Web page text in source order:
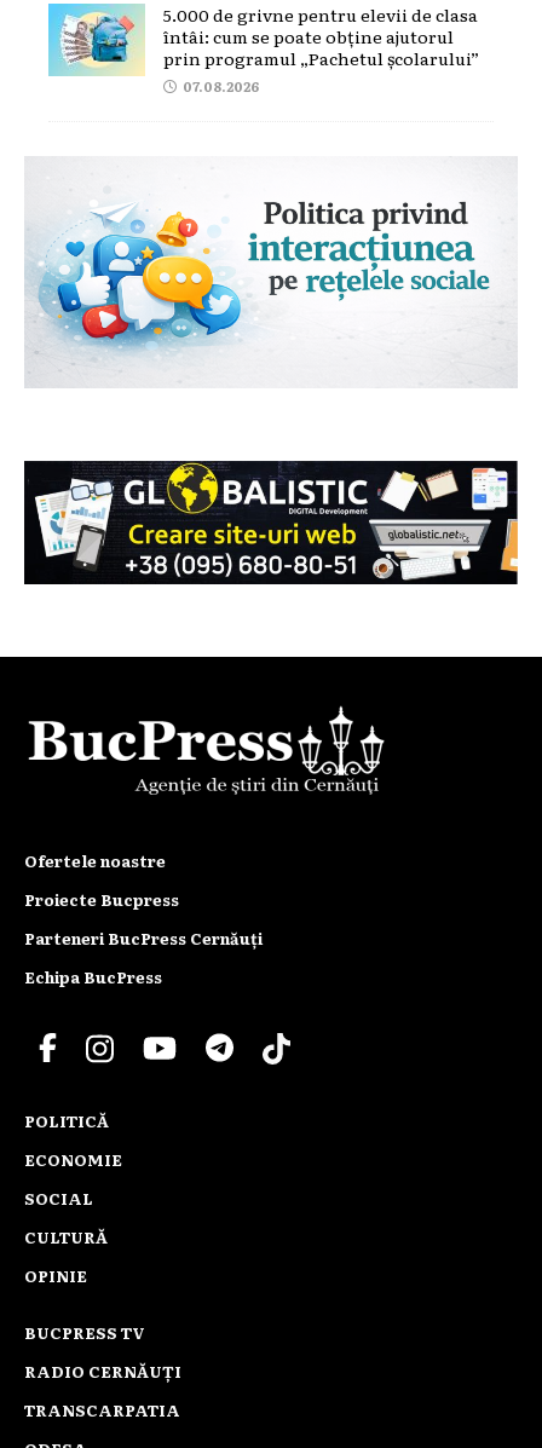
5.000 de grivne pentru elevii de clasa
întâi: cum se poate obține ajutorul
prin programul „Pachetul școlarului”
07.08.2026
Ofertele noastre
Proiecte Bucpress
Parteneri BucPress Cernăuți
Echipa BucPress
POLITICĂ
ECONOMIE
SOCIAL
CULTURĂ
OPINIE
BUCPRESS TV
RADIO CERNĂUȚI
TRANSCARPATIA